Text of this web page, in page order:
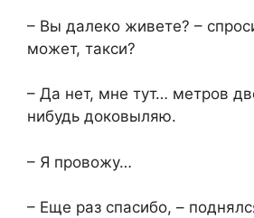
– Вы далеко живете? –
может, такси?
– Да нет, мне тут… метров
нибудь доковыляю.
– Я провожу…
– Еще раз спасибо, –